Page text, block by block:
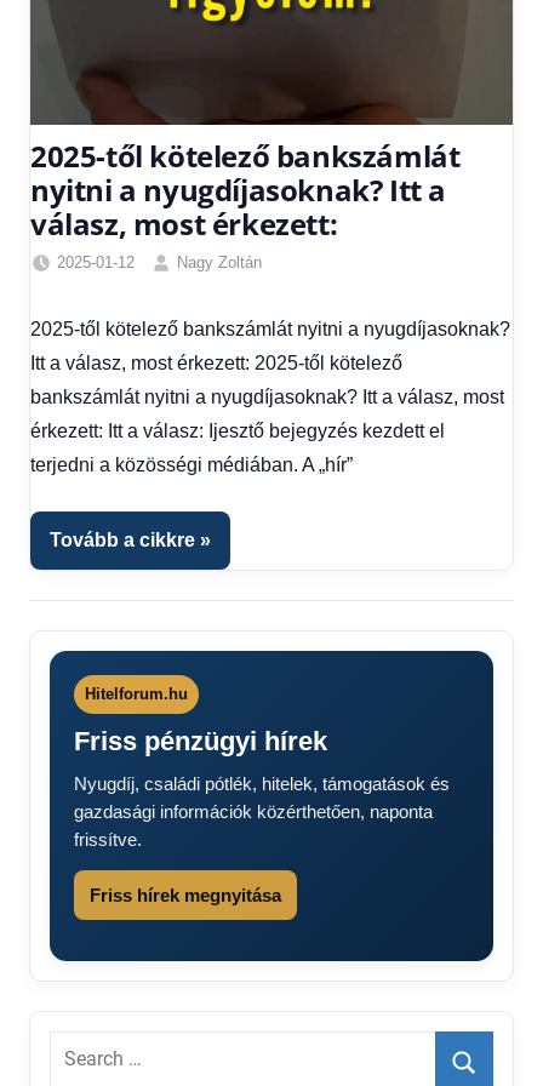
2025-től kötelező bankszámlát
nyitni a nyugdíjasoknak? Itt a
válasz, most érkezett:
2025-01-12
Nagy Zoltán
hírek,
Gazdaság,
Hírek,
Hírek
kézből,
2025-től kötelező bankszámlát nyitni a nyugdíjasoknak?
Itt a válasz, most érkezett: 2025-től kötelező
bankszámlát nyitni a nyugdíjasoknak? Itt a válasz, most
érkezett: Itt a válasz: Ijesztő bejegyzés kezdett el
terjedni a közösségi médiában. A „hír”
Tovább a cikkre
Hitelforum.hu
Friss pénzügyi hírek
Nyugdíj, családi pótlék, hitelek, támogatások és
gazdasági információk közérthetően, naponta
frissítve.
Friss hírek megnyitása
Search